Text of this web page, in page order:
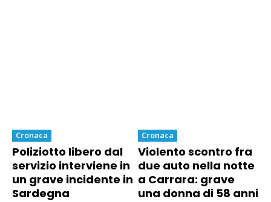
Cronaca
Poliziotto libero dal
servizio interviene in
un grave incidente in
Sardegna
Cronaca
Violento scontro fra
due auto nella notte
a Carrara: grave
una donna di 58 anni